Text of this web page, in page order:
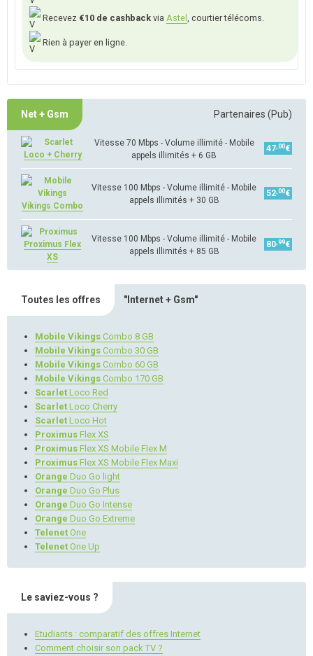
Recevez €10 de cashback via Astel , courtier télécoms.
Rien à payer en ligne.
Net + Gsm Partenaires (Pub)
Loco + Cherry
Vitesse 70 Mbps - Volume illimité - Mobile
appels illimités + 6 GB
47 ,00€
Vikings Combo
Vitesse 100 Mbps - Volume illimité - Mobile
appels illimités + 30 GB
52 ,00€
Proximus Flex
XS
Vitesse 100 Mbps - Volume illimité - Mobile
appels illimités + 85 GB
80 ,99€
Toutes les offres "Internet + Gsm"
Mobile Vikings Combo 8 GB
Mobile Vikings Combo 30 GB
Mobile Vikings Combo 60 GB
Mobile Vikings Combo 170 GB
Scarlet Loco Red
Scarlet Loco Cherry
Scarlet Loco Hot
Proximus Flex XS
Proximus Flex XS Mobile Flex M
Proximus Flex XS Mobile Flex Maxi
Orange Duo Go light
Orange Duo Go Plus
Orange Duo Go Intense
Orange Duo Go Extreme
Telenet One
Telenet One Up
Le saviez-vous ?
Etudiants : comparatif des offres Internet
Comment choisir son pack TV ?